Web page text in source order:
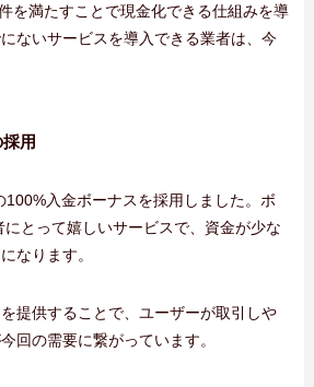
を満たすことで現金化できる仕組みを導
ないサービスを導入できる業者は、今
用
100%入金ボーナスを採用しました。ボ
とって嬉しいサービスで、資金が少な
なります。
提供することで、ユーザーが取引しや
回の需要に繋がっています。